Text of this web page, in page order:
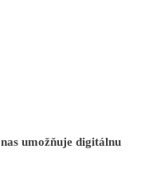
umožňuje digitálnu